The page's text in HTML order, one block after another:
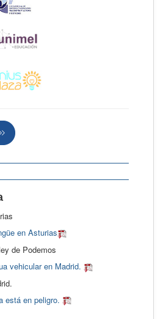
en Asturias
de Podemos
vehicular en Madrid.
está en peligro.